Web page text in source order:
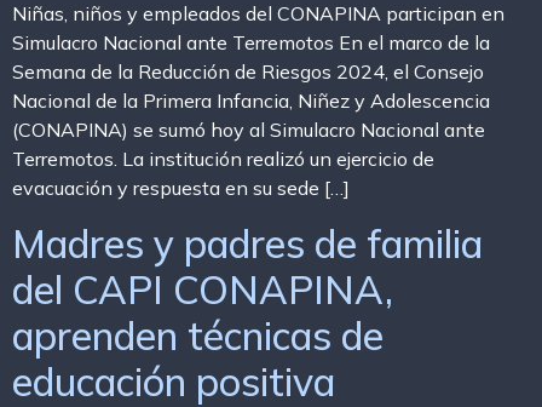
Niñas, niños y empleados del CONAPINA participan en
Simulacro Nacional ante Terremotos En el marco de la
Semana de la Reducción de Riesgos 2024, el Consejo
Nacional de la Primera Infancia, Niñez y Adolescencia
(CONAPINA) se sumó hoy al Simulacro Nacional ante
Terremotos. La institución realizó un ejercicio de
evacuación y respuesta en su sede […]
Madres y padres de familia
del CAPI CONAPINA,
aprenden técnicas de
educación positiva